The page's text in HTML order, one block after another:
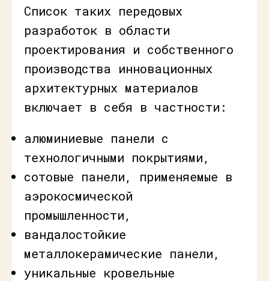
Список таких передовых
разработок в области
проектирования и собственного
производства инновационных
архитектурных материалов
включает в себя в частности:
алюминиевые панели с
технологичными покрытиями,
сотовые панели, применяемые в
аэрокосмической
промышленности,
вандалостойкие
металлокерамические панели,
уникальные кровельные